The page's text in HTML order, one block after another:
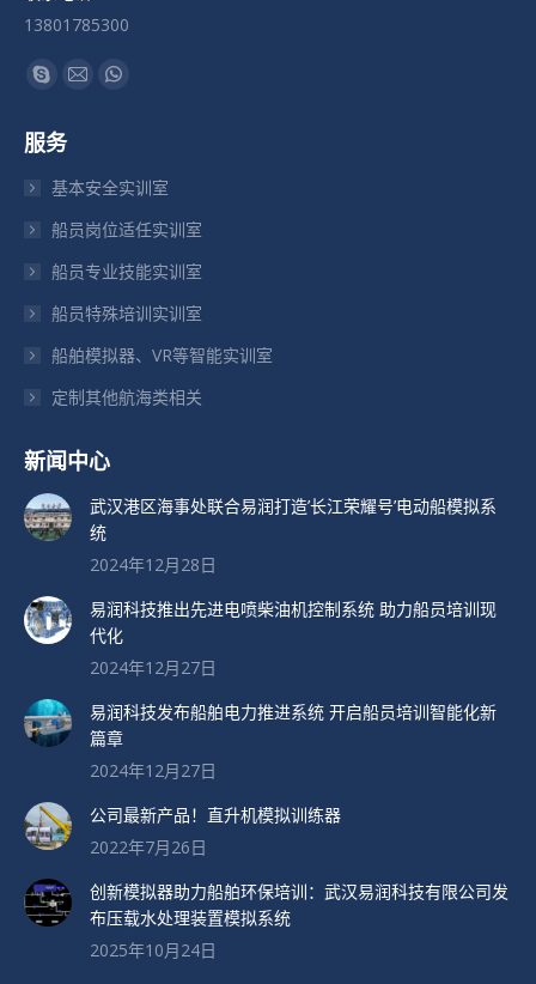
13801785300
找到我们：
Skype
在
新
口
中
打
Mail
新
口
中
打
Whatsapp
新
口
中
打
服务
基本安全实训室
船员岗位适任实训室
船员专业技能实训室
船员特殊培训实训室
船舶模拟器、VR等智能实训室
定制其他航海类相关
新闻中心
武汉港区海事处联合易润打造’长江荣耀号’电动船模拟系
统
2024年12月28日
易润科技推出先进电喷柴油机控制系统 助力船员培训现
代化
2024年12月27日
易润科技发布船舶电力推进系统 开启船员培训智能化新
篇章
2024年12月27日
公司最新产品！直升机模拟训练器
2022年7月26日
创新模拟器助力船舶环保培训：武汉易润科技有限公司发
布压载水处理装置模拟系统
2025年10月24日